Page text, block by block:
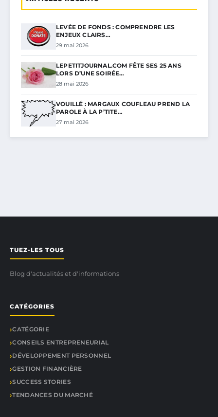
LEVÉE DE FONDS : COMPRENDRE LES
ENJEUX CLAIRS…
29 mai 2026
LEPETITJOURNAL.COM FÊTE SES 25 ANS
LORS D’UNE SOIRÉE…
28 mai 2026
VOUILLÉ : MARGAUX COUFLEAU PREND LA
PAROLE À LA P’TITE…
27 mai 2026
TUEZ-LES TOUS
Blog d'actualités et d'informations
CATÉGORIES
CATÉGORIE
CONSEILS ENTREPRENEURIAL
DÉVELOPPEMENT PERSONNEL
GESTION FINANCIÈRE
SUCCESS STORIES
TENDANCES DU MARCHÉ